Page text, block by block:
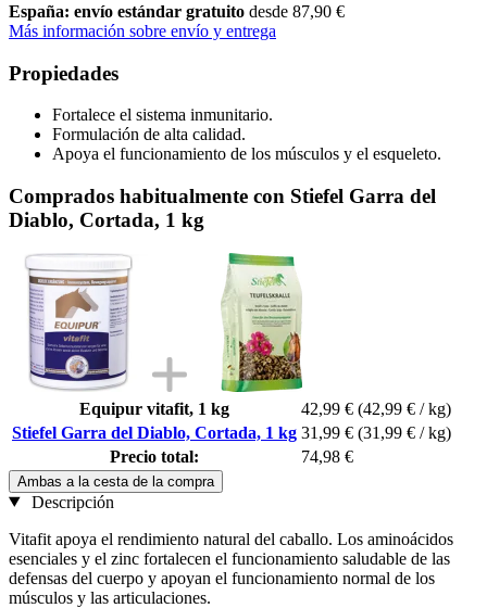
España: envío estándar gratuito desde 87,90 €
Más información sobre envío y entrega
Propiedades
Fortalece el sistema inmunitario.
Formulación de alta calidad.
Apoya el funcionamiento de los músculos y el esqueleto.
Comprados habitualmente con Stiefel Garra del
Diablo, Cortada, 1 kg
Equipur vitafit, 1 kg 42,99 € (42,99 € / kg)
Stiefel Garra del Diablo, Cortada, 1 kg 31,99 € (31,99 € / kg)
Precio total:
74,98 €
Ambas a la cesta de la compra
Descripción
Vitafit apoya el rendimiento natural del caballo. Los aminoácidos
esenciales y el zinc fortalecen el funcionamiento saludable de las
defensas del cuerpo y apoyan el funcionamiento normal de los
músculos y las articulaciones.